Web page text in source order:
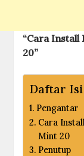
“Cara Install
20”
Daftar Isi
Pengantar
Cara
Mint 20
Penutup